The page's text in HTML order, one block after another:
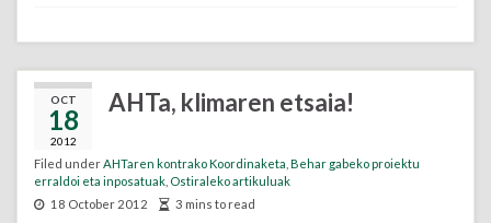
OCT
18
2012
AHTa, klimaren etsaia!
Filed underAHTaren kontrako Koordinaketa Behar gabeko proiektu
erraldoi eta inposatuak Ostiraleko artikuluak
18 October 2012
3 mins to read